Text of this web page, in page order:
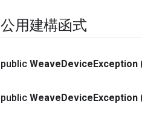
公用建構函式
public WeaveDeviceException
public WeaveDeviceException